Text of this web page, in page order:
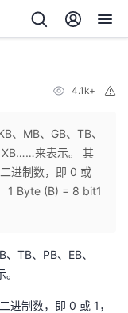
4.1k+
、MB、GB、TB、
XB……来表示。 其
进制数，即 0 或
1 Byte (B) = 8 bit1
TB、PB、EB、
制数，即 0 或 1，